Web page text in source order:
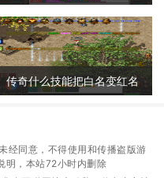
传奇什么技能把白名变红名
经同意，不得使用和传播盗版游
明，本站72小时内删除